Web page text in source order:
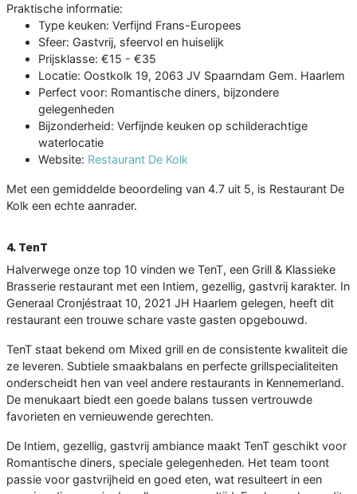
Praktische informatie:
Type keuken: Verfijnd Frans-Europees
Sfeer: Gastvrij, sfeervol en huiselijk
Prijsklasse: €15 - €35
Locatie: Oostkolk 19, 2063 JV Spaarndam Gem. Haarlem
Perfect voor: Romantische diners, bijzondere
gelegenheden
Bijzonderheid: Verfijnde keuken op schilderachtige
waterlocatie
Website: Restaurant De Kolk
Met een gemiddelde beoordeling van 4.7 uit 5, is Restaurant De
Kolk een echte aanrader.
4. TenT
Halverwege onze top 10 vinden we TenT, een Grill & Klassieke
Brasserie restaurant met een Intiem, gezellig, gastvrij karakter. In
Generaal Cronjéstraat 10, 2021 JH Haarlem gelegen, heeft dit
restaurant een trouwe schare vaste gasten opgebouwd.
TenT staat bekend om Mixed grill en de consistente kwaliteit die
ze leveren. Subtiele smaakbalans en perfecte grillspecialiteiten
onderscheidt hen van veel andere restaurants in Kennemerland.
De menukaart biedt een goede balans tussen vertrouwde
favorieten en vernieuwende gerechten.
De Intiem, gezellig, gastvrij ambiance maakt TenT geschikt voor
Romantische diners, speciale gelegenheden. Het team toont
passie voor gastvrijheid en goed eten, wat resulteert in een